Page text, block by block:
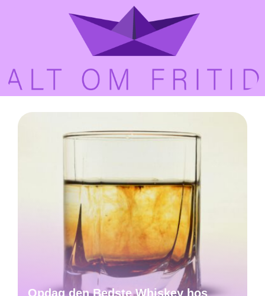
Opdag den Bedste Whiskey hos